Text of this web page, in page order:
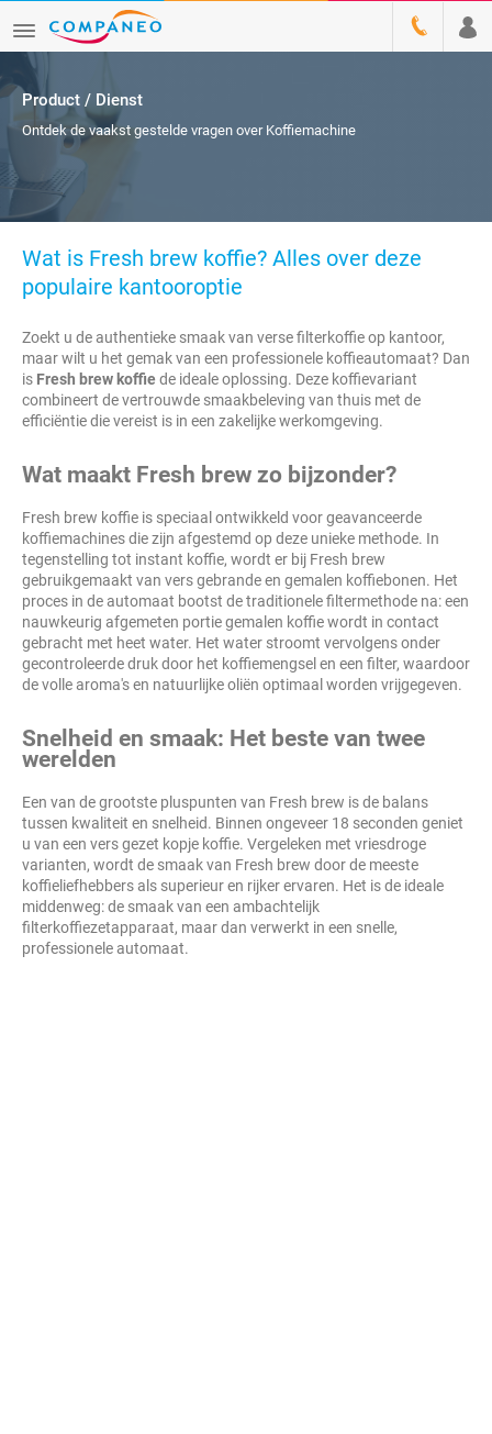
Product / Dienst
Ontdek de vaakst gestelde vragen over Koffiemachine
Wat is Fresh brew koffie? Alles over deze
populaire kantooroptie
Zoekt u de authentieke smaak van verse filterkoffie op kantoor,
maar wilt u het gemak van een professionele koffieautomaat? Dan
is Fresh brew koffiede ideale oplossing. Deze koffievariant
combineert de vertrouwde smaakbeleving van thuis met de
efficiëntie die vereist is in een zakelijke werkomgeving.
Wat maakt Fresh brew zo bijzonder?
Fresh brew koffie is speciaal ontwikkeld voor geavanceerde
koffiemachines die zijn afgestemd op deze unieke methode. In
tegenstelling tot instant koffie, wordt er bij Fresh brew
gebruikgemaakt van vers gebrande en gemalen koffiebonen. Het
proces in de automaat bootst de traditionele filtermethode na: een
nauwkeurig afgemeten portie gemalen koffie wordt in contact
gebracht met heet water. Het water stroomt vervolgens onder
gecontroleerde druk door het koffiemengsel en een filter, waardoor
de volle aroma's en natuurlijke oliën optimaal worden vrijgegeven.
Snelheid en smaak: Het beste van twee
werelden
Een van de grootste pluspunten van Fresh brew is de balans
tussen kwaliteit en snelheid. Binnen ongeveer 18 seconden geniet
u van een vers gezet kopje koffie. Vergeleken met vriesdroge
varianten, wordt de smaak van Fresh brew door de meeste
koffieliefhebbers als superieur en rijker ervaren. Het is de ideale
middenweg: de smaak van een ambachtelijk
filterkoffiezetapparaat, maar dan verwerkt in een snelle,
professionele automaat.